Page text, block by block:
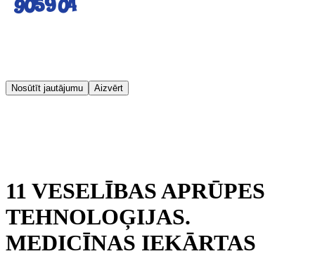
Nosūtīt jautājumu Aizvērt
11 VESELĪBAS APRŪPES
TEHNOLOĢIJAS.
MEDICĪNAS IEKĀRTAS